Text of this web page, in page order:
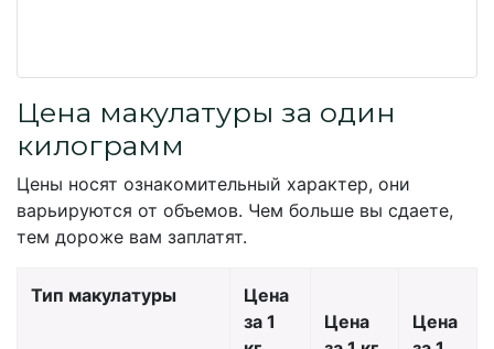
Цена макулатуры за один
килограмм
Цены носят ознакомительный характер, они
варьируются от объемов. Чем больше вы сдаете,
тем дороже вам заплатят.
Тип макулатуры
Цена
за 1
Цена
Цена